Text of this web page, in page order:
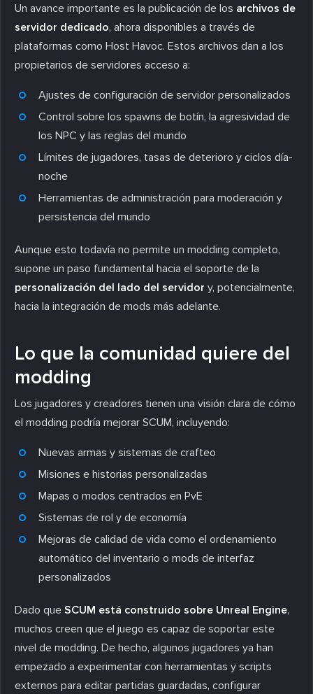
Un avance importante es la publicación de los archivos de
servidor dedicado, ahora disponibles a través de
plataformas como Host Havoc. Estos archivos dan a los
propietarios de servidores acceso a:
Ajustes de configuración de servidor personalizados
Control sobre los spawns de botín, la agresividad de
los NPC y las reglas del mundo
Límites de jugadores, tasas de deterioro y ciclos día-
noche
Herramientas de administración para moderación y
persistencia del mundo
Aunque esto todavía no permite un modding completo,
supone un paso fundamental hacia el soporte de la
personalización del lado del servidor y, potencialmente,
hacia la integración de mods más adelante.
Lo que la comunidad quiere del
modding
Los jugadores y creadores tienen una visión clara de cómo
el modding podría mejorar SCUM, incluyendo:
Nuevas armas y sistemas de crafteo
Misiones e historias personalizadas
Mapas o modos centrados en PvE
Sistemas de rol y de economía
Mejoras de calidad de vida como el ordenamiento
automático del inventario o mods de interfaz
personalizados
Dado que SCUM está construido sobre Unreal Engine,
muchos creen que el juego es capaz de soportar este
nivel de modding. De hecho, algunos jugadores ya han
empezado a experimentar con herramientas y scripts
externos para editar partidas guardadas, configurar